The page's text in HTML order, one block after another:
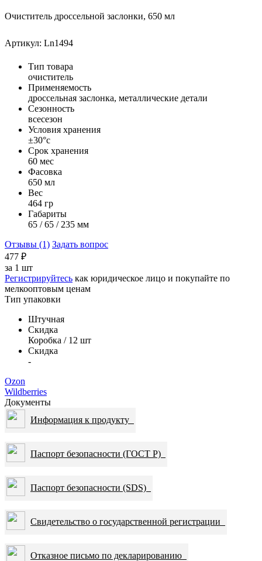
Очиститель дроссельной заслонки, 650 мл
Артикул: Ln1494
Тип товара
очиститель
Применяемость
дроссельная заслонка, металлические детали
Сезонность
всесезон
Условия хранения
±30°с
Срок хранения
60 мес
Фасовка
650 мл
Вес
464 гр
Габариты
65 / 65 / 235 мм
Отзывы (1) Задать вопрос
477 ₽
за 1 шт
Регистрируйтесь как юридическое лицо и покупайте по
мелкооптовым ценам
Тип упаковки
Штучная
Скидка
Коробка / 12 шт
Скидка
-
Ozon
Wildberries
Документы
Информация к продукту
Паспорт безопасности (ГОСТ Р)
Паспорт безопасности (SDS)
Свидетельство о государственной регистрации
Отказное письмо по декларированию